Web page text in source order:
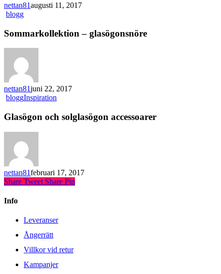
nettan81augusti 11, 2017
blogg
Sommarkollektion – glasögonsnöre
nettan81juni 22, 2017
bloggInspiration
Glasögon och solglasögon accessoarer
nettan81februari 17, 2017
Share Tweet Share Pin
Info
Leveranser
Ångerrätt
Villkor vid retur
Kampanjer